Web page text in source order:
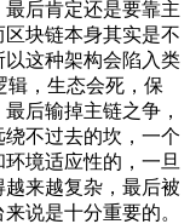
后肯定还是要靠主
块链本身其实是不
这种架构会陷入类
辑，生态会死，保
后输掉主链之争，
绕不过去的坎，一个
境适应性的，一旦
来越复杂，最后被
说是十分重要的。